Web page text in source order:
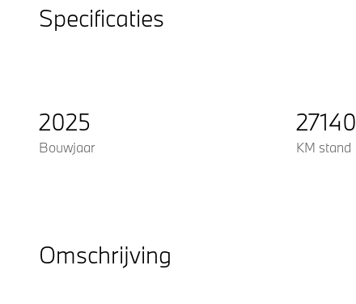
Specificaties
2025
Bouwjaar
27140
KM stand
Omschrijving